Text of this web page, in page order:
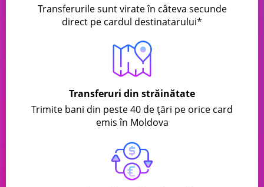
Transferurile sunt virate în câteva secunde
direct pe cardul destinatarului*
Transferuri din străinătate
Trimite bani din peste 40 de țări pe orice card
emis în Moldova